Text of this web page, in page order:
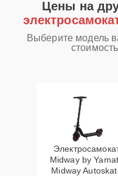
Цены на
Выберите модель
Midway by
Midway